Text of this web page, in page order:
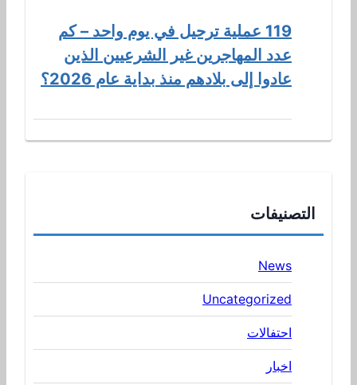
119 عملية ترحيل في يوم واحد – كم
عدد المهاجرين غير الشرعيين الذين
عادوا إلى بلادهم منذ بداية عام 2026؟
التصنيفات
News
Uncategorized
احتفالات
اخبار